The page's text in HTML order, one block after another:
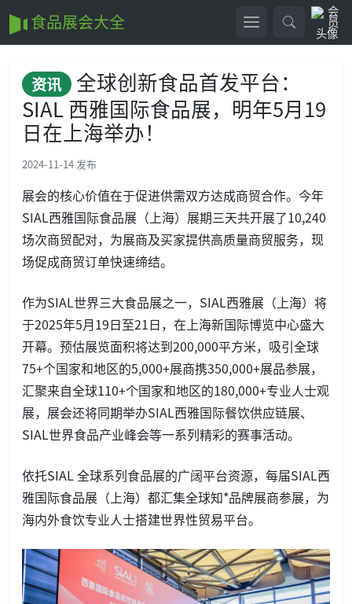
食品展会大全
资讯 全球创新食品首发平台：
SIAL 西雅国际食品展，明年5月19
日在上海举办！
2024-11-14 发布
展会的核心价值在于促进供需双方达成商贸合作。今年
SIAL西雅国际食品展（上海）展期三天共开展了10,240
场次商贸配对，为展商及买家提供高质量商贸服务，现
场促成商贸订单快速缔结。
作为SIAL世界三大食品展之一，SIAL西雅展（上海）将
于2025年5月19日至21日，在上海新国际博览中心盛大
开幕。预估展览面积将达到200,000平方米，吸引全球
75+个国家和地区的5,000+展商携350,000+展品参展，
汇聚来自全球110+个国家和地区的180,000+专业人士观
展，展会还将同期举办SIAL西雅国际餐饮供应链展、
SIAL世界食品产业峰会等一系列精彩的赛事活动。
依托SIAL 全球系列食品展的广阔平台资源，每届SIAL西
雅国际食品展（上海）都汇集全球知*品牌展商参展，为
海内外食饮专业人士搭建世界性贸易平台。